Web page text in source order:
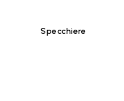
Specchiere